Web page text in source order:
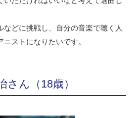
などに挑戦し、自分の音楽で聴く人
ストになりたいです。
ん（18歳）